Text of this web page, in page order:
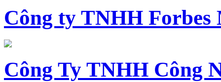
Công ty TNHH
Công Ty TNHH Công